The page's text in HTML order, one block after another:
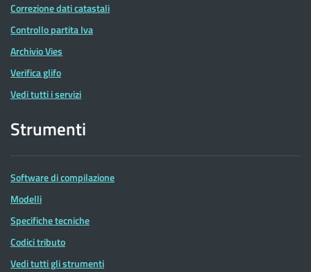
Correzione dati catastali
Controllo partita Iva
Archivio Vies
Verifica glifo
Vedi tutti i servizi
Strumenti
Software di compilazione
Modelli
Specifiche tecniche
Codici tributo
Vedi tutti gli strumenti